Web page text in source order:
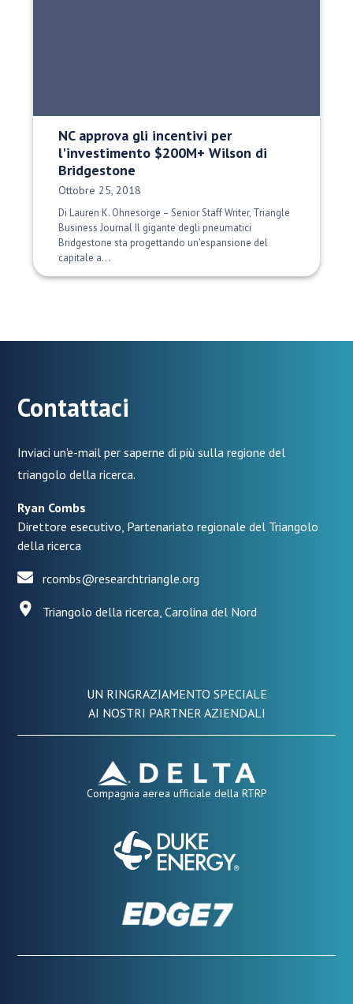
NC approva gli incentivi per
l'investimento $200M+ Wilson di
Bridgestone
Data di pubblicazione:
Ottobre 25, 2018
Di Lauren K. Ohnesorge – Senior Staff Writer, Triangle
Business Journal Il gigante degli pneumatici
Bridgestone sta progettando un'espansione del
capitale a...
Contattaci
Inviaci un'e-mail per saperne di più sulla regione del
triangolo della ricerca.
Ryan Combs
Direttore esecutivo, Partenariato regionale del Triangolo
della ricerca
rcombs@researchtriangle.org
Triangolo della ricerca, Carolina del Nord
UN RINGRAZIAMENTO SPECIALE
AI NOSTRI PARTNER AZIENDALI
Compagnia aerea ufficiale della RTRP